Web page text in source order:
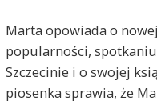
Marta opowiada o
popularności,
Szczecinie i o swojej
piosenka sprawia, że